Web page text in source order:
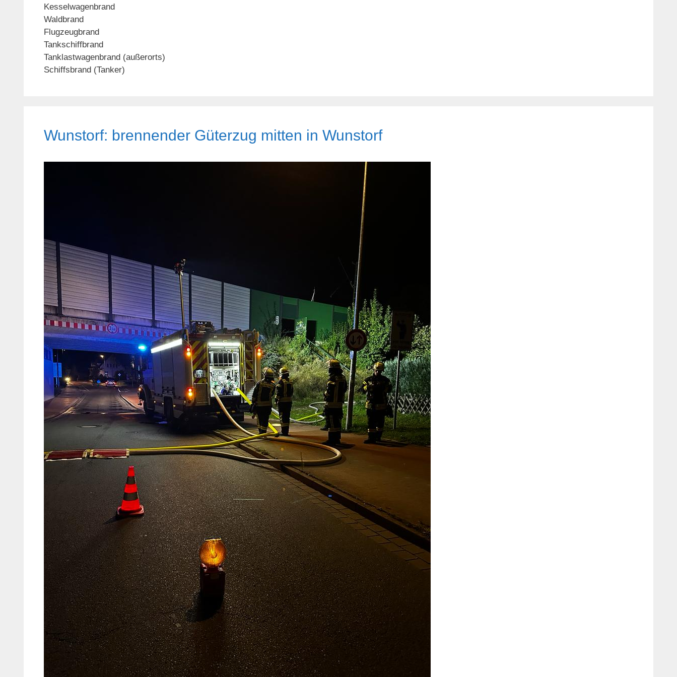
Kesselwagenbrand
Waldbrand
Flugzeugbrand
Tankschiffbrand
Tanklastwagenbrand (außerorts)
Schiffsbrand (Tanker)
Wunstorf: brennender Güterzug mitten in Wunstorf